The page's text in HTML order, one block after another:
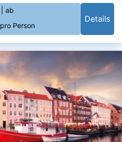
| ab
pro Person
Details